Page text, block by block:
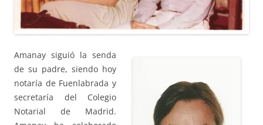
Amanay siguió la senda
de su padre, siendo hoy
notaría de Fuenlabrada y
secretaría del Colegio
Notarial de Madrid.